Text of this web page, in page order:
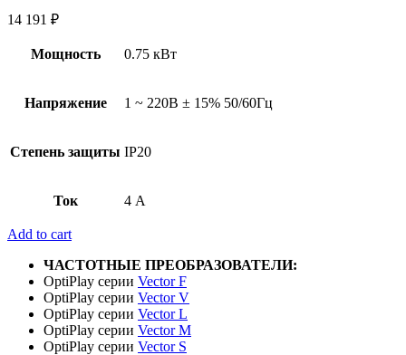
14 191 ₽
Мощность 0.75 кВт
Напряжение 1 ~ 220В ± 15% 50/60Гц
Степень защиты IP20
Ток 4 А
Add to cart
ЧАСТОТНЫЕ ПРЕОБРАЗОВАТЕЛИ:
OptiPlay серии Vector F
OptiPlay серии Vector V
OptiPlay серии Vector L
OptiPlay серии Vector M
OptiPlay серии Vector S